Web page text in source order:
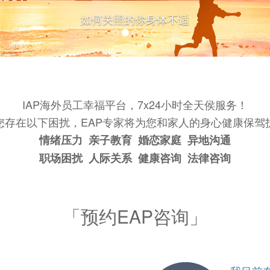
如何关照的你身体不适
IAP海外员工幸福平台，7x24小时全天侯服务！
存在以下困扰，EAP专家将为您和家人的身心健康保驾
情绪压力 亲子教育 婚恋家庭 异地沟通
职场困扰 人际关系 健康咨询 法律咨询
「预约EAP咨询」